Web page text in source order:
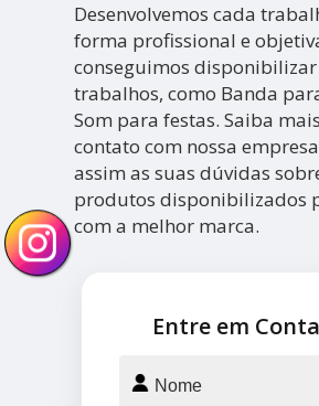
Desenvolvemos cada
forma profissional e
conseguimos
trabalhos, como Banda
Som para festas. Saiba
contato com nossa
assim as suas dúvidas
produtos disponibilizados
com a melhor marca.
Entre em